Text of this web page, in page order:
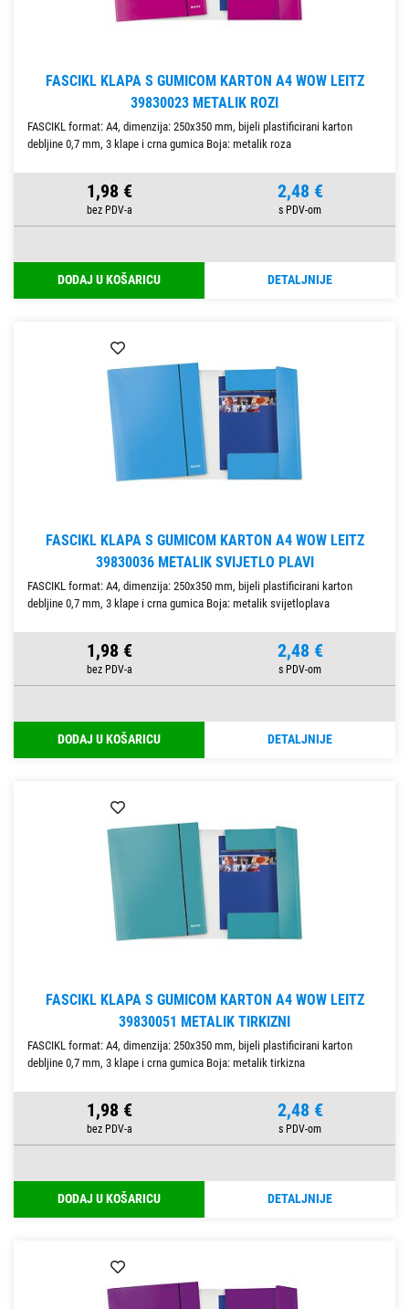
FASCIKL KLAPA S GUMICOM KARTON A4 WOW LEITZ
39830023 METALIK ROZI
FASCIKL format: A4, dimenzija: 250x350 mm, bijeli plastificirani karton
debljine 0,7 mm, 3 klape i crna gumica Boja: metalik roza
1,98 € 2,48 €
DODAJ U KOŠARICU DETALJNIJE
FASCIKL KLAPA S GUMICOM KARTON A4 WOW LEITZ
39830036 METALIK SVIJETLO PLAVI
FASCIKL format: A4, dimenzija: 250x350 mm, bijeli plastificirani karton
debljine 0,7 mm, 3 klape i crna gumica Boja: metalik svijetloplava
1,98 € 2,48 €
DODAJ U KOŠARICU DETALJNIJE
FASCIKL KLAPA S GUMICOM KARTON A4 WOW LEITZ
39830051 METALIK TIRKIZNI
FASCIKL format: A4, dimenzija: 250x350 mm, bijeli plastificirani karton
debljine 0,7 mm, 3 klape i crna gumica Boja: metalik tirkizna
1,98 € 2,48 €
DODAJ U KOŠARICU DETALJNIJE